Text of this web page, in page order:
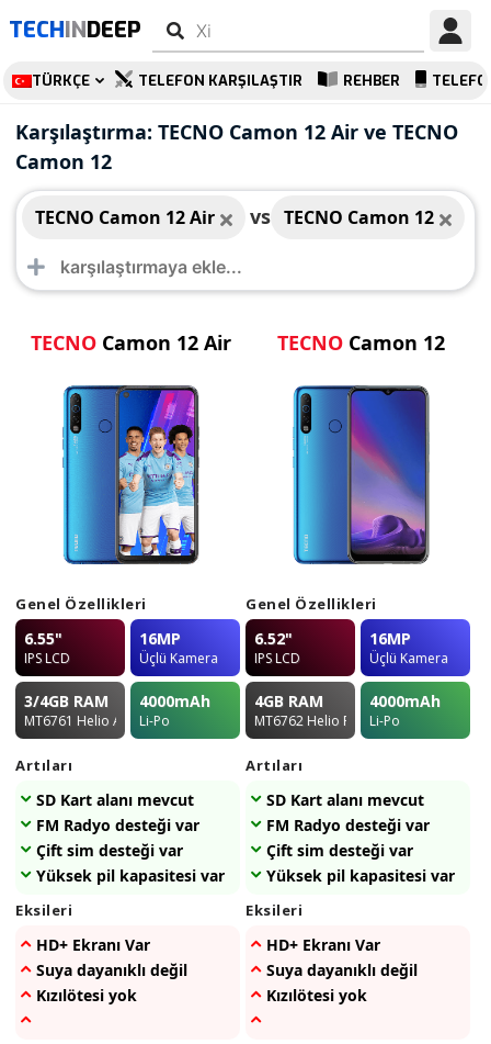
TECHINDEEP
TÜRKÇE TELEFON KARŞILAŞTIR REHBER
Karşılaştırma: TECNO Camon 12 Air ve TECNO
Camon 12
TECNO Camon 12 Air vs TECNO Camon 12
TECNO Camon 12 Air
TECNO Camon 12 Air
Genel Özellikleri
6.55"
IPS LCD
16MP
Üçlü Kamera
3/4GB RAM
MT6761 Helio A22
4000mAh
Li-Po
Artıları
SD Kart alanı mevcut
FM Radyo desteği var
Çift sim desteği var
Yüksek pil kapasitesi var
Eksileri
HD+ Ekranı Var
Suya dayanıklı değil
Kızılötesi yok
TECNO Camon 12
TECNO Camon 12
Genel Özellikleri
6.52"
IPS LCD
16MP
Üçlü Kamera
4GB RAM
MT6762 Helio P22
4000mAh
Li-Po
Artıları
SD Kart alanı mevcut
FM Radyo desteği var
Çift sim desteği var
Yüksek pil kapasitesi var
Eksileri
HD+ Ekranı Var
Suya dayanıklı değil
Kızılötesi yok